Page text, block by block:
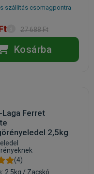
szállítás csomagpontra
27 688 Ft
Kosárba
Ferret
2,5kg
(4)
2.5kg / Zacskó